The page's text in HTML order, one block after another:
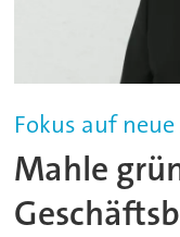
Fokus auf
Mahle